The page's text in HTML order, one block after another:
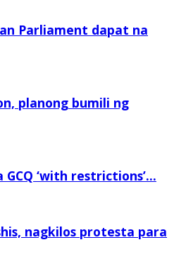
Parliament dapat na
planong bumili ng
GCQ ‘with restrictions’...
nagkilos protesta para